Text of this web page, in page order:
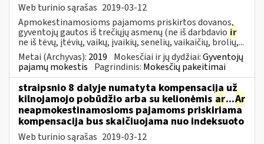
Web turinio sąrašas 2019-03-12
Apmokestinamosioms pajamoms priskirtos dovanos,
gyventojų gautos iš trečiųjų asmenų (ne iš darbdavio ir
ne iš tėvų, įtėvių, vaikų, įvaikių, senelių, vaikaičių, brolių,...
Metai (Archyvas): 2019 Mokesčiai ir jų dydžiai:Gyventojų
pajamų mokestis Pagrindinis: Mokesčių pakeitimai
straipsnio 8 dalyje numatyta kompensacija už
kilnojamojo pobūdžio arba su kelionėmis ar...Ar
neapmokestinamosioms pajamoms priskiriama
kompensacija bus skaičiuojama nuo indeksuoto
Web turinio sąrašas 2019-03-12